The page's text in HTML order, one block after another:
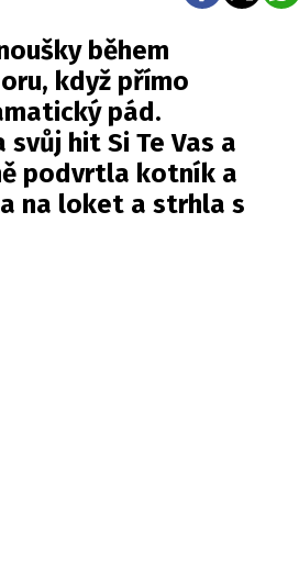
během
když přímo
pád.
hit Si Te Vas a
podvrtla kotník a
na loket a strhla s